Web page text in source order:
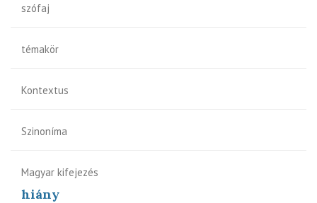
szófaj
témakör
Kontextus
Szinoníma
Magyar kifejezés
hiány